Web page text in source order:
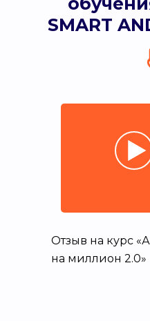
SMART
Отзыв на курс
на миллион 2.0»